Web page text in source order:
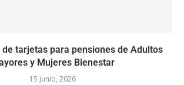
de tarjetas para pensiones de Adultos
y Mujeres Bienestar
15 junio, 2026